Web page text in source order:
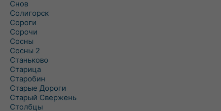
Снов
Солигорск
Сороги
Сорочи
Сосны
Сосны 2
Станьково
Старица
Старобин
Старые Дороги
Старый Свержень
Столбцы